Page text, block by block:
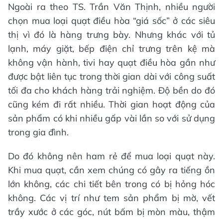
Ngoài ra theo TS. Trần Văn Thịnh, nhiều người
chọn mua loại quạt điều hòa “giá sốc” ở các siêu
thị vì đó là hàng trưng bày. Nhưng khác với tủ
lạnh, máy giặt, bếp điện chỉ trưng trên kệ mà
không vận hành, tivi hay quạt điều hòa gần như
được bật liên tục trong thời gian dài với công suất
tối đa cho khách hàng trải nghiệm. Độ bền do đó
cũng kém đi rất nhiều. Thời gian hoạt động của
sản phẩm có khi nhiều gấp vài lần so với sử dụng
trong gia đình.
Do đó không nên ham rẻ để mua loại quạt này.
Khi mua quạt, cần xem chúng có gây ra tiếng ồn
lớn không, các chi tiết bên trong có bị hỏng hóc
không. Các vị trí như tem sản phẩm bị mờ, vết
trầy xước ở các góc, nút bấm bị mòn màu, thậm